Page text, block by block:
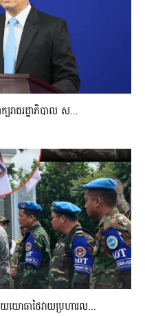
រាជរដ្ឋាភិបាល ស...
យោធាថៃវាយប្រហារល...